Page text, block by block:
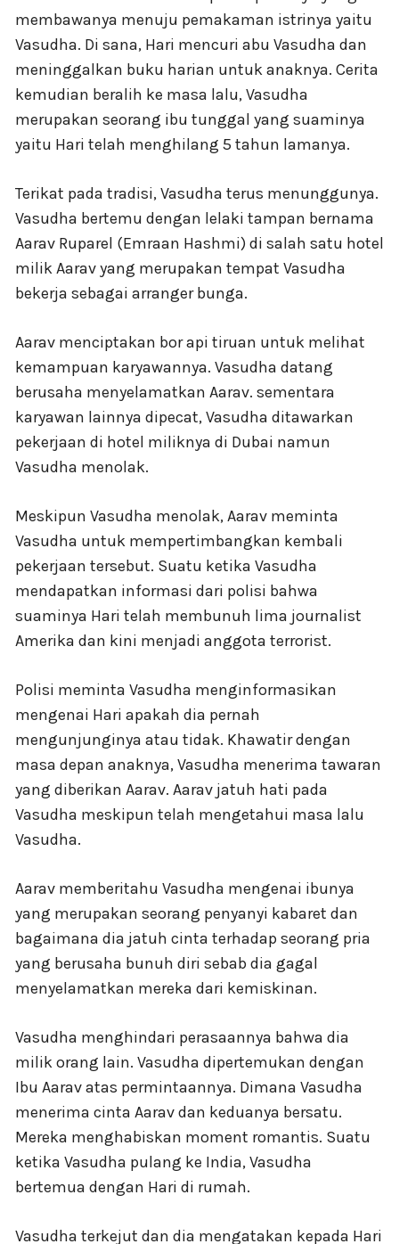
membawanya menuju pemakaman istrinya yaitu
Vasudha. Di sana, Hari mencuri abu Vasudha dan
meninggalkan buku harian untuk anaknya. Cerita
kemudian beralih ke masa lalu, Vasudha
merupakan seorang ibu tunggal yang suaminya
yaitu Hari telah menghilang 5 tahun lamanya.
Terikat pada tradisi, Vasudha terus menunggunya.
Vasudha bertemu dengan lelaki tampan bernama
Aarav Ruparel (Emraan Hashmi) di salah satu hotel
milik Aarav yang merupakan tempat Vasudha
bekerja sebagai arranger bunga.
Aarav menciptakan bor api tiruan untuk melihat
kemampuan karyawannya. Vasudha datang
berusaha menyelamatkan Aarav. sementara
karyawan lainnya dipecat, Vasudha ditawarkan
pekerjaan di hotel miliknya di Dubai namun
Vasudha menolak.
Meskipun Vasudha menolak, Aarav meminta
Vasudha untuk mempertimbangkan kembali
pekerjaan tersebut. Suatu ketika Vasudha
mendapatkan informasi dari polisi bahwa
suaminya Hari telah membunuh lima journalist
Amerika dan kini menjadi anggota terrorist.
Polisi meminta Vasudha menginformasikan
mengenai Hari apakah dia pernah
mengunjunginya atau tidak. Khawatir dengan
masa depan anaknya, Vasudha menerima tawaran
yang diberikan Aarav. Aarav jatuh hati pada
Vasudha meskipun telah mengetahui masa lalu
Vasudha.
Aarav memberitahu Vasudha mengenai ibunya
yang merupakan seorang penyanyi kabaret dan
bagaimana dia jatuh cinta terhadap seorang pria
yang berusaha bunuh diri sebab dia gagal
menyelamatkan mereka dari kemiskinan.
Vasudha menghindari perasaannya bahwa dia
milik orang lain. Vasudha dipertemukan dengan
Ibu Aarav atas permintaannya. Dimana Vasudha
menerima cinta Aarav dan keduanya bersatu.
Mereka menghabiskan moment romantis. Suatu
ketika Vasudha pulang ke India, Vasudha
bertemua dengan Hari di rumah.
Vasudha terkejut dan dia mengatakan kepada Hari